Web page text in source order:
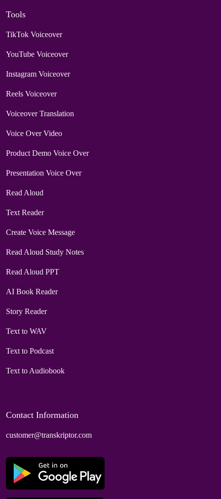
Tools
TikTok Voiceover
YouTube Voiceover
Instagram Voiceover
Reels Voiceover
Voiceover Translation
Voice Over Video
Product Demo Voice Over
Presentation Voice Over
Read Aloud
Text Reader
Create Voice Message
Read Aloud Study Notes
Read Aloud PPT
AI Book Reader
Story Reader
Text to WAV
Text to Podcast
Text to Audiobook
Contact Information
customer@transkriptor.com